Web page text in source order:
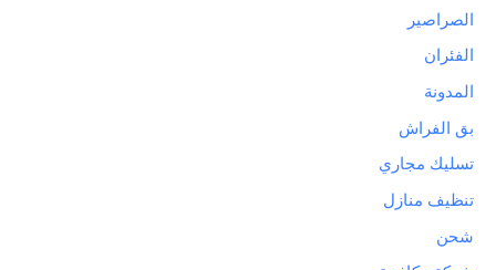
الصراصير
الفئران
المدونة
بق الفراش
تسليك مجاري
تنظيف منازل
شحن